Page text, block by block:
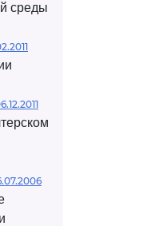
среды